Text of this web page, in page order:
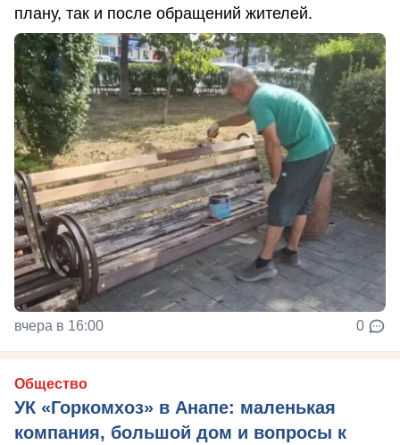
плану, так и после обращений жителей.
вчера в 16:00 0
Общество
УК «Горкомхоз» в Анапе: маленькая
компания, большой дом и вопросы к